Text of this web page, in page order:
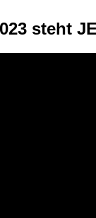
steht